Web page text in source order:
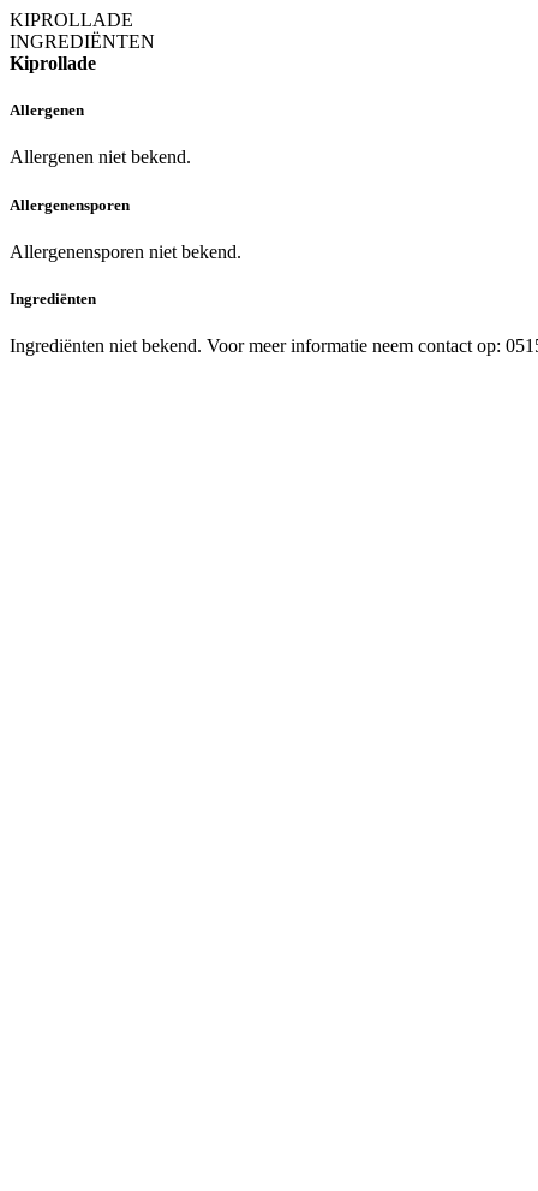
KIPROLLADE
INGREDIËNTEN
Kiprollade
Allergenen
Allergenen niet bekend.
Allergenensporen
Allergenensporen niet bekend.
Ingrediënten
Ingrediënten niet bekend. Voor meer informatie neem contact op: